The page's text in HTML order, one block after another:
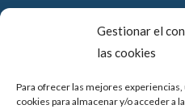
Gestionar el
las cookies
Para ofrecer las mejores
cookies para almacenar y/o acceder a